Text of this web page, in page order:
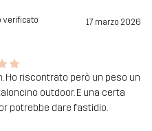
verificato 17 marzo 2026
Ho riscontrato però un peso un
outdoor. E una certa
potrebbe dare fastidio.